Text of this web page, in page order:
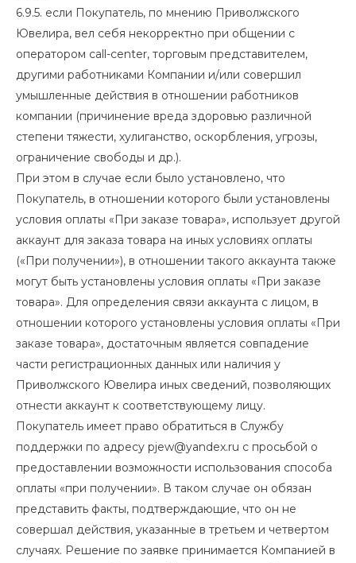
6.9.5. если Покупатель, по мнению Приволжского
Ювелира, вел себя некорректно при общении с
оператором call-center, торговым представителем,
другими работниками Компании и/или совершил
умышленные действия в отношении работников
компании (причинение вреда здоровью различной
степени тяжести, хулиганство, оскорбления, угрозы,
ограничение свободы и др.).
При этом в случае если было установлено, что
Покупатель, в отношении которого были установлены
условия оплаты «При заказе товара», использует другой
аккаунт для заказа товара на иных условиях оплаты
(«При получении»), в отношении такого аккаунта также
могут быть установлены условия оплаты «При заказе
товара». Для определения связи аккаунта с лицом, в
отношении которого установлены условия оплаты «При
заказе товара», достаточным является совпадение
части регистрационных данных или наличия у
Приволжского Ювелира иных сведений, позволяющих
отнести аккаунт к соответствующему лицу.
Покупатель имеет право обратиться в Службу
поддержки по адресу pjew@yandex.ru с просьбой о
предоставлении возможности использования способа
оплаты «при получении». В таком случае он обязан
представить факты, подтверждающие, что он не
совершал действия, указанные в третьем и четвертом
случаях. Решение по заявке принимается Компанией в